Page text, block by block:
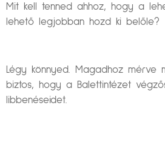
Mit kell tenned ahhoz, hogy a
lehető legjobban hozd ki belőle?
Légy könnyed. Magadhoz mérve
biztos, hogy a Balettintézet
libbenéseidet.